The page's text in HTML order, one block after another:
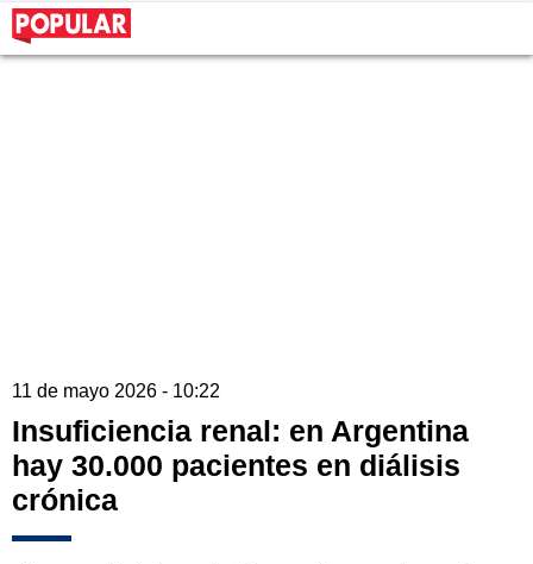
11 de mayo 2026 - 10:22
Insuficiencia renal: en Argentina
hay 30.000 pacientes en diálisis
crónica